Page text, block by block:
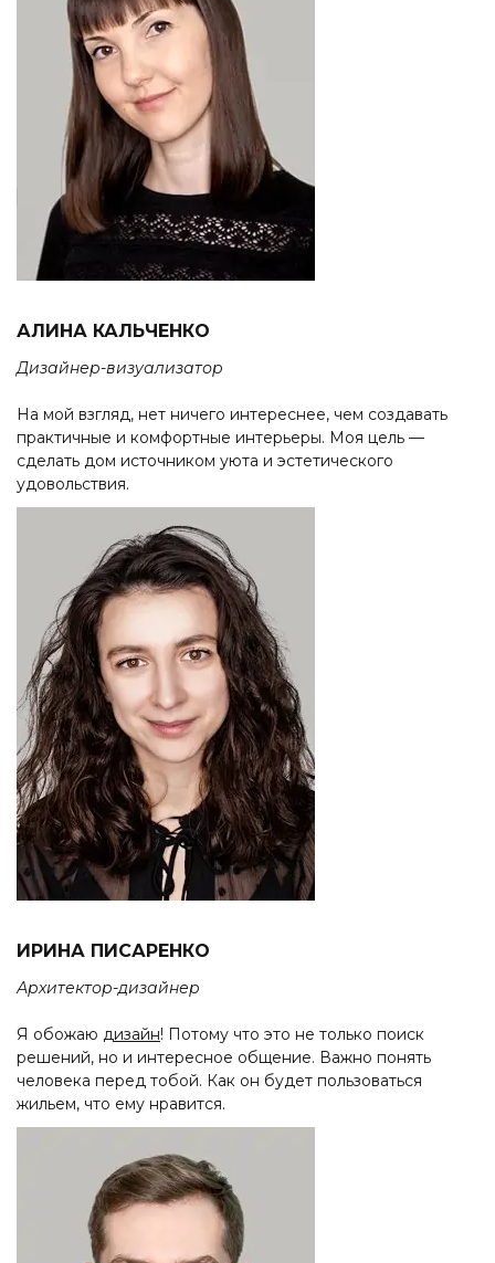
АЛИНА КАЛЬЧЕНКО
Дизайнер-визуализатор
На мой взгляд, нет ничего интереснее, чем создавать
практичные и комфортные интерьеры. Моя цель —
сделать дом источником уюта и эстетического
удовольствия.
ИРИНА ПИСАРЕНКО
Архитектор-дизайнер
Я обожаю дизайн! Потому что это не только поиск
решений, но и интересное общение. Важно понять
человека перед тобой. Как он будет пользоваться
жильем, что ему нравится.